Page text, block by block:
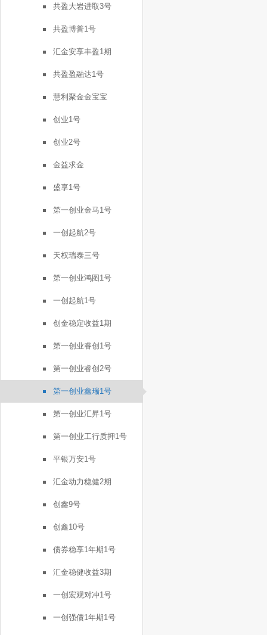
共盈大岩进取3号
共盈博普1号
汇金安享丰盈1期
共盈盈融达1号
慧利聚金金宝宝
创业1号
创业2号
金益求金
盛享1号
第一创业金马1号
一创起航2号
天权瑞泰三号
第一创业鸿图1号
一创起航1号
创金稳定收益1期
第一创业睿创1号
第一创业睿创2号
第一创业鑫瑞1号
第一创业汇昇1号
第一创业工行质押1号
平银万安1号
汇金动力稳健2期
创鑫9号
创鑫10号
债券稳享1年期1号
汇金稳健收益3期
一创宏观对冲1号
一创强债1年期1号